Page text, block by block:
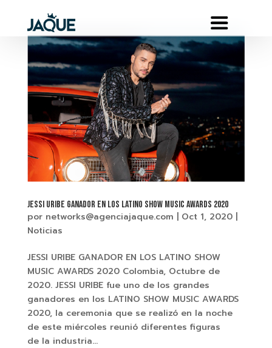
JESSI URIBE GANADOR EN LOS LATINO SHOW MUSIC AWARDS 2020
por networks@agenciajaque.com | Oct 1, 2020|
Noticias
JESSI URIBE GANADOR EN LOS LATINO SHOW
MUSIC AWARDS 2020 Colombia, Octubre de
2020. JESSI URIBE fue uno de los grandes
ganadores en los LATINO SHOW MUSIC AWARDS
2020, la ceremonia que se realizó en la noche
de este miércoles reunió diferentes figuras
de la industria...